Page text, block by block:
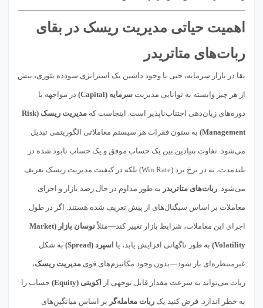
اهمیت حیاتی مدیریت ریسک در بقای
ربات‌های متاتریدر
بقا در بازار سرمایه، حتی با وجود داشتن یک استراتژی سودده تئوری، بیش
از هر چیز وابسته به توانایی مدیریت سرمایه (Capital) در مواجهه با
دوره‌های زیان‌دهی اجتناب‌ناپذیر است. اینجاست که مدیریت ریسک (Risk
Management) به ستون فقرات هر سیستم معاملاتی الگوریتمی تبدیل
می‌شود. تفاوت بنیادین بین یک حساب موفق و یک حساب نابود شده در
بلندمدت، نه در نرخ برد (Win Rate) بلکه در کیفیت مدیریت ریسک تعریف
می‌شود. ربات‌های متاتریدر به طور مداوم در حال رصد بازار و اجرای
معاملات بر اساس سیگنال‌های از پیش تعریف شده هستند. اگر در طول
اجرای این معاملات، شرایط بازار تغییر کند—مثلاً نوسان بازار (Market
Volatility) به طور ناگهانی افزایش یابد، یا اسپرد (Spread) به شکل
غیرمنتظره‌ای باز شود—بدون وجود مکانیزم‌های قوی مدیریت ریسک،
ربات می‌تواند به سرعت مقدار قابل توجهی از اکویتی (Equity) حساب را
به خطر اندازد. فرض کنید یک ربات معامله‌گر بر اساس میانگین‌های